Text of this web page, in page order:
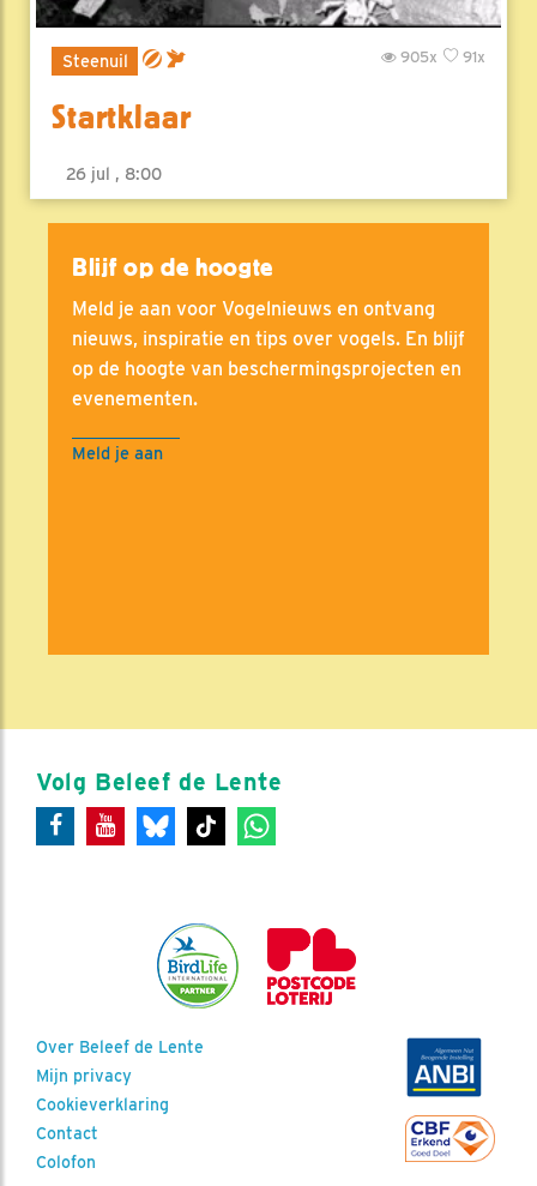
Steenuil 91x
905x
Startklaar
26 jul , 8:00
Blijf op de hoogte
Meld je aan voor Vogelnieuws en ontvang
nieuws, inspiratie en tips over vogels. En blijf
op de hoogte van beschermingsprojecten en
evenementen.
Meld je aan
Volg Beleef de Lente
Over Beleef de Lente
Mijn privacy
Cookieverklaring
Contact
Colofon